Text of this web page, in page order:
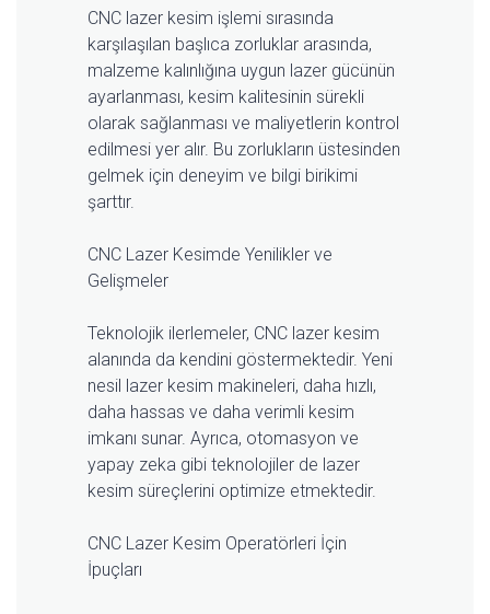
CNC lazer kesim işlemi sırasında
karşılaşılan başlıca zorluklar arasında,
malzeme kalınlığına uygun lazer gücünün
ayarlanması, kesim kalitesinin sürekli
olarak sağlanması ve maliyetlerin kontrol
edilmesi yer alır. Bu zorlukların üstesinden
gelmek için deneyim ve bilgi birikimi
şarttır.
CNC Lazer Kesimde Yenilikler ve
Gelişmeler
Teknolojik ilerlemeler, CNC lazer kesim
alanında da kendini göstermektedir. Yeni
nesil lazer kesim makineleri, daha hızlı,
daha hassas ve daha verimli kesim
imkanı sunar. Ayrıca, otomasyon ve
yapay zeka gibi teknolojiler de lazer
kesim süreçlerini optimize etmektedir.
CNC Lazer Kesim Operatörleri İçin
İpuçları